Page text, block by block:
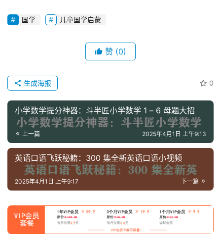
料
学
启
儿
童
英
启
蒙
国学 儿童国学启蒙
赞 (0)
0
生成海报
小学数学提分神器：斗半匠小学数学 1 – 6 母题大招
上一篇 2025年4月1日 上午9:13
英语口语飞跃秘籍：300 集全新英语口语小视频
下一篇
2025年4月1日 上午9:17